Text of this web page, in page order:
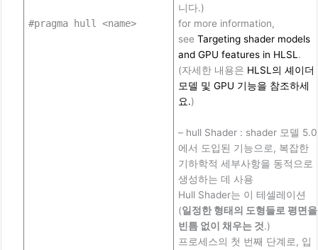
#pragma hull <name>
니다.)
for more information,
seeTargeting shader models
and GPU features in HLSL.
(자세한 내용은 HLSL의 셰이더
모델 및 GPU 기능을 참조하세
요.)
– hull Shader : shader 모델 5.0
에서 도입된 기능으로, 복잡한
기하학적 세부사항을 동적으로
생성하는 데 사용
Hull Shader는 이 테셀레이션
(일정한 형태의 도형들로 평면을
빈틈 없이 채우는 것.)
프로세스의 첫 번째 단계로, 입